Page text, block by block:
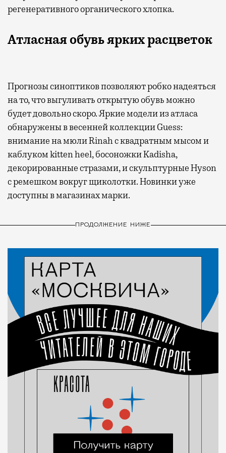
регенеративного органического хлопка.
Атласная обувь ярких расцветок
Прогнозы синоптиков позволяют робко надеяться
на то, что выгуливать открытую обувь можно
будет довольно скоро. Яркие модели из атласа
обнаружены в весенней коллекции Guess:
внимание на мюли Rinah с квадратным мысом и
каблуком kitten heel, босоножки Kadisha,
декорированные стразами, и скульптурные Hyson
с ремешком вокруг щиколотки. Новинки уже
доступны в магазинах марки.
ПРОДОЛЖЕНИЕ НИЖЕ